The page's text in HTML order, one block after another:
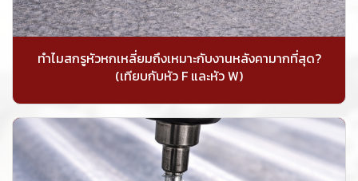
ทำไมสกรูหัวหกเหลี่ยมถึงเหมาะกับงานหลังคามากที่สุด?
(เทียบกับหัว F และหัว W)